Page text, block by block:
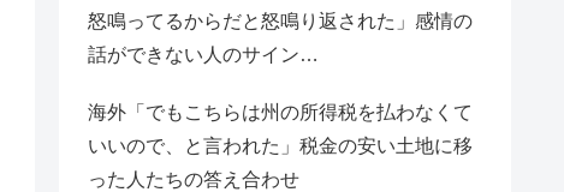
怒鳴ってるからだと怒鳴り返された」感情の
話ができない人のサイン…
海外「でもこちらは州の所得税を払わなくて
いいので、と言われた」税金の安い土地に移
った人たちの答え合わせ